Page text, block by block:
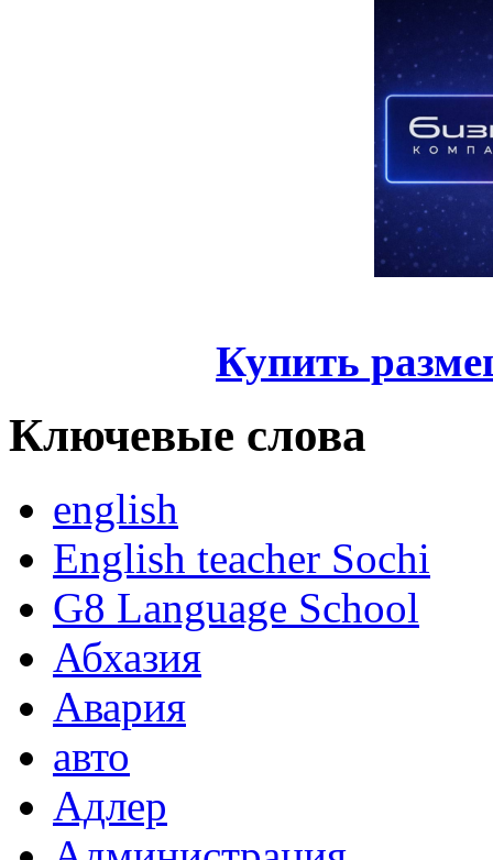
Купить
Ключевые слова
english
English teacher Sochi
G8 Language School
Абхазия
Авария
авто
Адлер